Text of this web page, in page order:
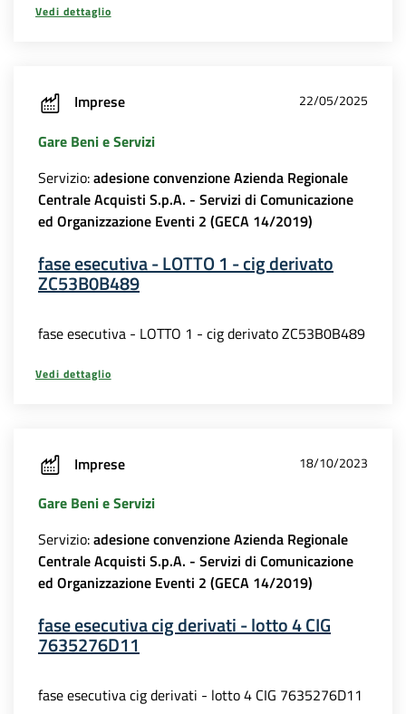
Vedi dettaglio
Imprese 22/05/2025
Gare Beni e Servizi
Servizio:adesione convenzione Azienda Regionale
Centrale Acquisti S.p.A. - Servizi di Comunicazione
ed Organizzazione Eventi 2 (GECA 14/2019)
fase esecutiva - LOTTO 1 - cig derivato
ZC53B0B489
fase esecutiva - LOTTO 1 - cig derivato ZC53B0B489
Vedi dettaglio
Imprese 18/10/2023
Gare Beni e Servizi
Servizio:adesione convenzione Azienda Regionale
Centrale Acquisti S.p.A. - Servizi di Comunicazione
ed Organizzazione Eventi 2 (GECA 14/2019)
fase esecutiva cig derivati - lotto 4 CIG
7635276D11
fase esecutiva cig derivati - lotto 4 CIG 7635276D11